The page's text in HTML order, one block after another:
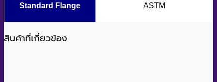
Standard Flange ASTM
สินค้าที่เกี่ยวข้อง